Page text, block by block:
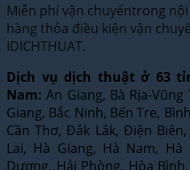
Miễn phí vận chuyểntrong
hàng thỏa điều kiện vận
IDICHTHUAT.
Dịch vụ dịch thuật ở 63
Nam: An Giang, Bà Rịa-Vũng
Giang, Bắc Ninh, Bến Tre,
Cần Thơ, Đắk Lắk, Điện
Lai, Hà Giang, Hà Nam,
Dương, Hải Phòng, Hòa